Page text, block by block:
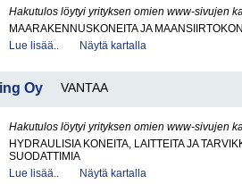
Hakutulos löytyi yrityksen omien www-sivujen
MAARAKENNUSKONEITA JA
Lue lisää..
Näytä kartalla
Oy VANTAA
Hakutulos löytyi yrityksen omien www-sivujen
HYDRAULISIA KONEITA, LAITTEITA JA
SUODATTIMIA
Lue lisää..
Näytä kartalla